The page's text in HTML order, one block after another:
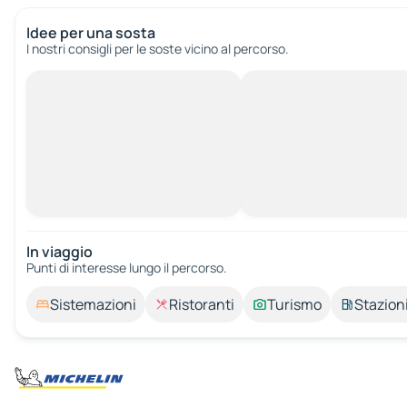
Idee per una sosta
I nostri consigli per le soste vicino al percorso.
In viaggio
Punti di interesse lungo il percorso.
Sistemazioni Ristoranti Turismo